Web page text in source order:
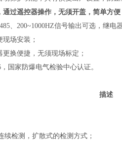
过遥控器操作，无须开盖，简单方便
、200~1000HZ信号输出可选，继电
场安装；
换便捷，无须现场标定；
国家防爆电气检验中心认证。
描述
续检测，扩散式的检测方式；